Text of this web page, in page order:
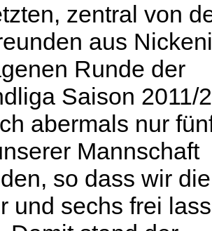
zentral von
aus
Runde der
Saison 2011/
abermals nur
Mannschaft
so dass wir
und sechs frei